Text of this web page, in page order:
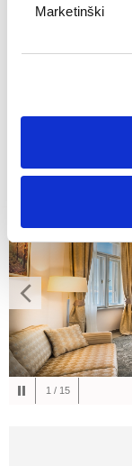
Marketinški
plaže
1 / 15